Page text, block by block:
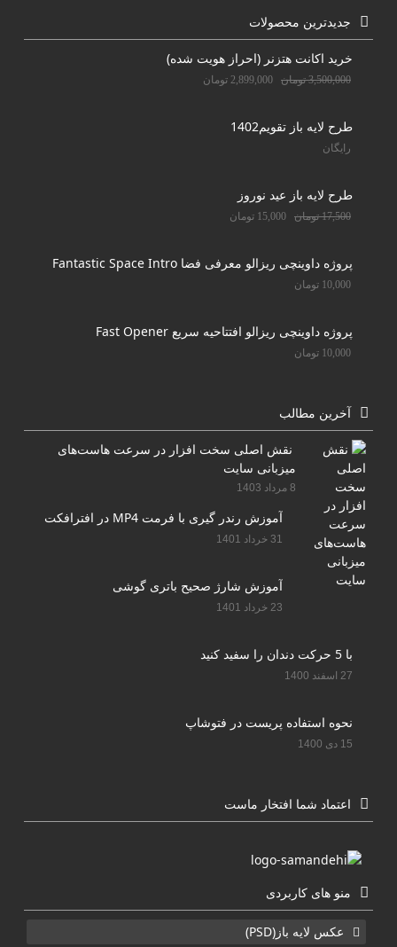
جدیدترین محصولات
خرید اکانت هتزنر (احراز هویت شده)
3,500,000 تومان 2,899,000 تومان
طرح لایه باز تقویم1402
رایگان
طرح لایه باز عید نوروز
17,500 تومان 15,000 تومان
پروژه داوینچی ریزالو معرفی فضا Fantastic Space Intro
10,000 تومان
پروژه داوینچی ریزالو افتتاحیه سریع Fast Opener
10,000 تومان
آخرین مطالب
نقش اصلی سخت افزار در سرعت هاست‌های
میزبانی سایت
8 مرداد 1403
آموزش رندر گیری با فرمت MP4 در افترافکت
31 خرداد 1401
آموزش شارژ صحیح باتری گوشی
23 خرداد 1401
با 5 حرکت دندان را سفید کنید
27 اسفند 1400
نحوه استفاده پریست در فتوشاپ
15 دی 1400
اعتماد شما افتخار ماست
منو های کاربردی
عکس لایه باز(PSD)